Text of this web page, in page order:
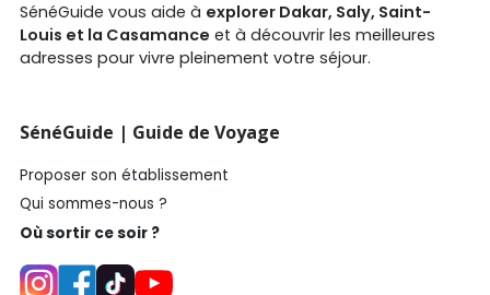
SénéGuide vous aide à explorer Dakar, Saly, Saint-
Louis et la Casamance et à découvrir les meilleures
adresses pour vivre pleinement votre séjour.
SénéGuide | Guide de Voyage
Proposer son établissement
Qui sommes-nous ?
Où sortir ce soir ?